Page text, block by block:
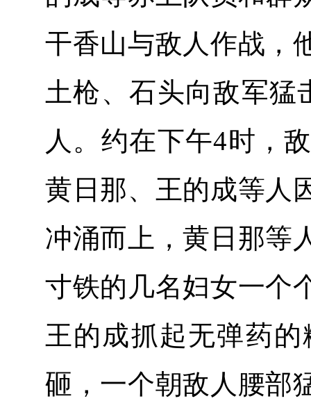
干香山与敌人作战，
土枪、石头向敌军猛
人。约在下午4时，
黄日那、王的成等人
冲涌而上，黄日那等
寸铁的几名妇女一个
王的成抓起无弹药
砸，一个朝敌人腰部